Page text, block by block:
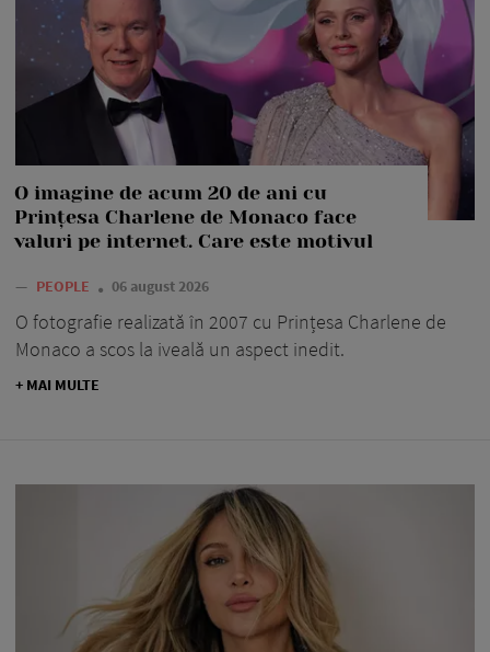
O imagine de acum 20 de ani cu
Prințesa Charlene de Monaco face
valuri pe internet. Care este motivul
— PEOPLE 06 august 2026
O fotografie realizată în 2007 cu Prințesa Charlene de
Monaco a scos la iveală un aspect inedit.
+ MAI MULTE